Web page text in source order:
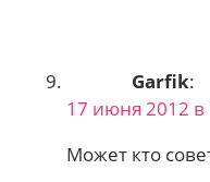
Garfik:
17 июня 2012 в
Может кто